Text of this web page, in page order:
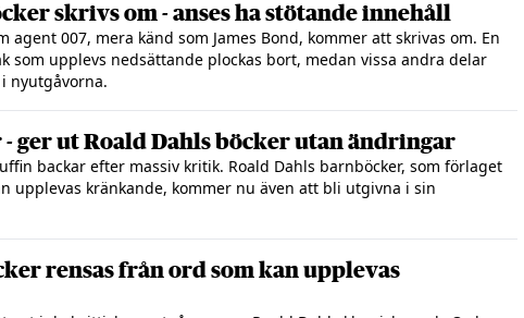
skrivs om - anses ha stötande innehåll
agent 007, mera känd som James Bond, kommer att skrivas om. En
som upplevs nedsättande plockas bort, medan vissa andra delar
nyutgåvorna.
ger ut Roald Dahls böcker utan ändringar
backar efter massiv kritik. Roald Dahls barnböcker, som förlaget
upplevas kränkande, kommer nu även att bli utgivna i sin
rensas från ord som kan upplevas